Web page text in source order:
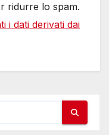
ridurre lo spam.
i dati derivati dai